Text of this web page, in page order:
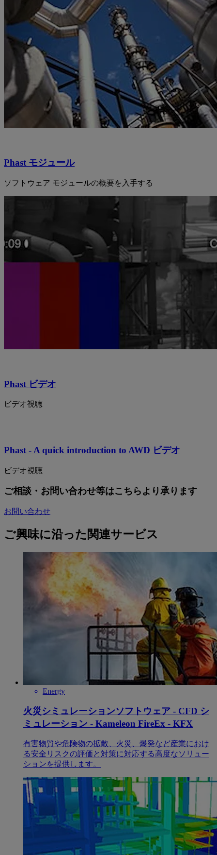
Phast モジュール
ソフトウェア モジュールの概要を入手する
Phast ビデオ
ビデオ視聴
Phast - A quick introduction to AWD ビデオ
ビデオ視聴
ご相談・お問い合わせ等はこちらより承ります
お問い合わせ
ご興味に沿った関連サービス
Energy
火災シミュレーションソフトウェア - CFD シ
ミュレーション - Kameleon FireEx - KFX
有害物質や危険物の拡散、火災、爆発など産業におけ
る安全リスクの評価と対策に対応する高度なソリュー
ションを提供します。